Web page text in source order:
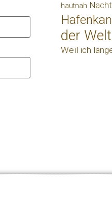
hautnah
der Welt
Weil ich